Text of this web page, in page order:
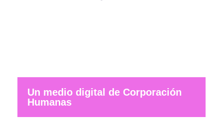
Un medio digital de Corporación
Humanas